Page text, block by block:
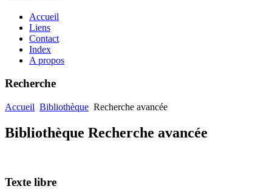
Accueil
Liens
Contact
Index
A propos
Recherche
Accueil Bibliothèque Recherche avancée
Bibliothèque Recherche avancée
Texte libre